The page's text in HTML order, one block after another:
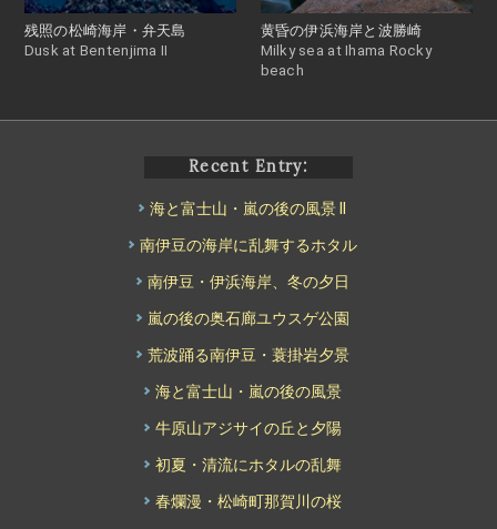
残照の松崎海岸・弁天島
Dusk at Bentenjima II
黄昏の伊浜海岸と波勝崎
Milky sea at Ihama Rocky
beach
Recent Entry:
海と富士山・嵐の後の風景 II
南伊豆の海岸に乱舞するホタル
南伊豆・伊浜海岸、冬の夕日
嵐の後の奥石廊ユウスゲ公園
荒波踊る南伊豆・蓑掛岩夕景
海と富士山・嵐の後の風景
牛原山アジサイの丘と夕陽
初夏・清流にホタルの乱舞
春爛漫・松崎町那賀川の桜